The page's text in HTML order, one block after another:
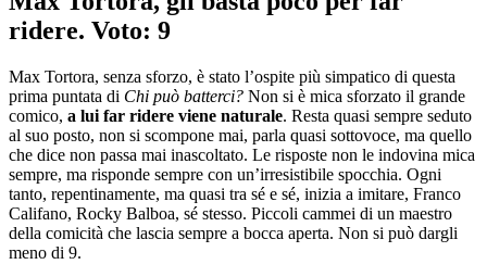
ridere. Voto: 9
Max Tortora, senza sforzo, è stato l’ospite più simpatico di questa
prima puntata di Chi può batterci? Non si è mica sforzato il grande
comico, a lui far ridere viene naturale. Resta quasi sempre seduto
al suo posto, non si scompone mai, parla quasi sottovoce, ma quello
che dice non passa mai inascoltato. Le risposte non le indovina mica
sempre, ma risponde sempre con un’irresistibile spocchia. Ogni
tanto, repentinamente, ma quasi tra sé e sé, inizia a imitare, Franco
Califano, Rocky Balboa, sé stesso. Piccoli cammei di un maestro
della comicità che lascia sempre a bocca aperta. Non si può dargli
meno di 9.